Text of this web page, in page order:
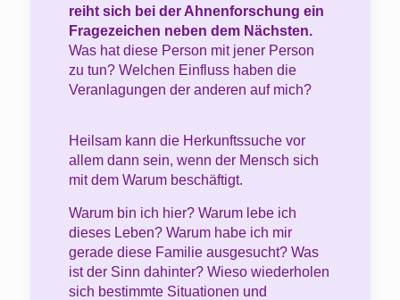
reiht sich bei der Ahnenforschung ein
Fragezeichen neben dem Nächsten.
Was hat diese Person mit jener Person
zu tun? Welchen Einfluss haben die
Veranlagungen der anderen auf mich?
Heilsam kann die Herkunftssuche vor
allem dann sein, wenn der Mensch sich
mit dem Warum beschäftigt.
Warum bin ich hier? Warum lebe ich
dieses Leben? Warum habe ich mir
gerade diese Familie ausgesucht? Was
ist der Sinn dahinter? Wieso wiederholen
sich bestimmte Situationen und